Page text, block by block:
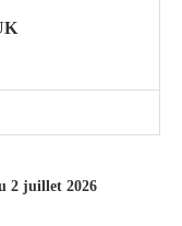
2 juillet 2026